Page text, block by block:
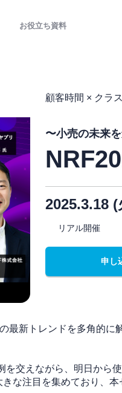
お役立ち資料
顧客時間 × クラ
〜小売の未来
2025.3.18
リアル開催
申し
最新トレンドを多角的に
交えながら、明日から
な注目を集めており、